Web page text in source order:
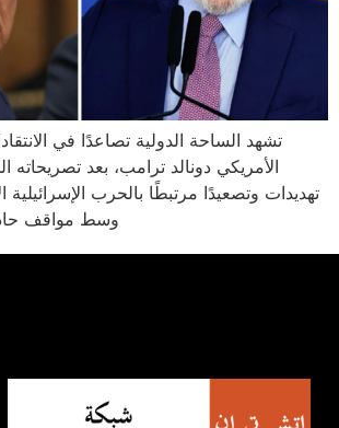
تشهد الساحة الدولية تصاعدًا في
الأمريكي دونالد ترامب، بعد تصريحاته
تهديدات وتصعيدًا مرتبطًا بالحرب الإسرائيلية
وسط مواقف